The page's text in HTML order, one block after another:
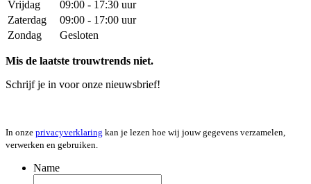
Vrijdag
09:00 - 17:30 uur
Zaterdag
09:00 - 17:00 uur
Zondag
Gesloten
Mis de laatste trouwtrends niet.
Schrijf je in voor onze nieuwsbrief!
In onze privacyverklaring kan je lezen hoe wij jouw gegevens verzamelen,
verwerken en gebruiken.
Name